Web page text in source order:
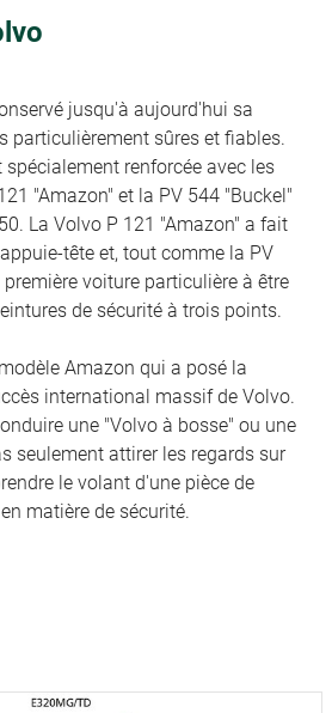
jusqu'à aujourd'hui sa
particulièrement sûres et fiables.
renforcée avec les
"Amazon" et la PV 544 "Buckel"
La Volvo P 121 "Amazon" a fait
tête et, tout comme la PV
voiture particulière à être
de sécurité à trois points.
Amazon qui a posé la
international massif de Volvo.
une "Volvo à bosse" ou une
seulement attirer les regards sur
le volant d'une pièce de
matière de sécurité.